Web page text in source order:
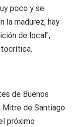
poco y se
la madurez, hay
de local",
de Buenos
Mitre de Santiago
próximo